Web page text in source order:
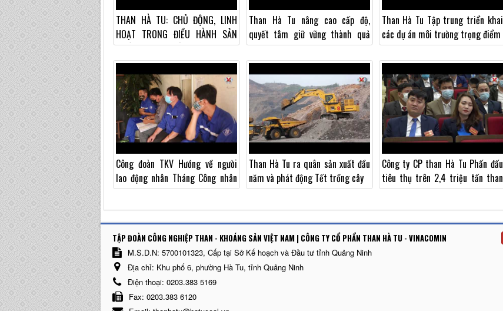
THAN HÀ TU: CHỦ ĐỘNG, LINH
HOẠT TRONG ĐIỀU HÀNH SẢN
XUẤT NGAY TỪ ĐẦU NĂM 2022
Than Hà Tu nâng cao cấp độ,
quyết tâm giữ vững thành quả
phòng, chống dịch
Than Hà Tu Tập trung triển khai
các dự án môi trường trọng điểm
Công đoàn TKV Hướng về người
lao động nhân Tháng Công nhân
năm 2021
Than Hà Tu ra quân sản xuất đầu
năm và phát động Tết trồng cây
Công ty CP than Hà Tu Phấn đấu
tiêu thụ trên 2,4 triệu tấn than
năm 2021
TẬP ĐOÀN CÔNG NGHIỆP THAN - KHOÁNG SẢN VIỆT NAM | CÔNG TY CỔ PHẨN THAN HÀ TU - VINACOMIN
M.S.D.N: 5700101323, Cấp tại Sở Kế hoạch và Đầu tư tỉnh Quảng Ninh
Địa chỉ: Khu phố 6, phường Hà Tu, tỉnh Quảng Ninh
Điện thoại: 0203.383 5169
Fax: 0203.383 6120